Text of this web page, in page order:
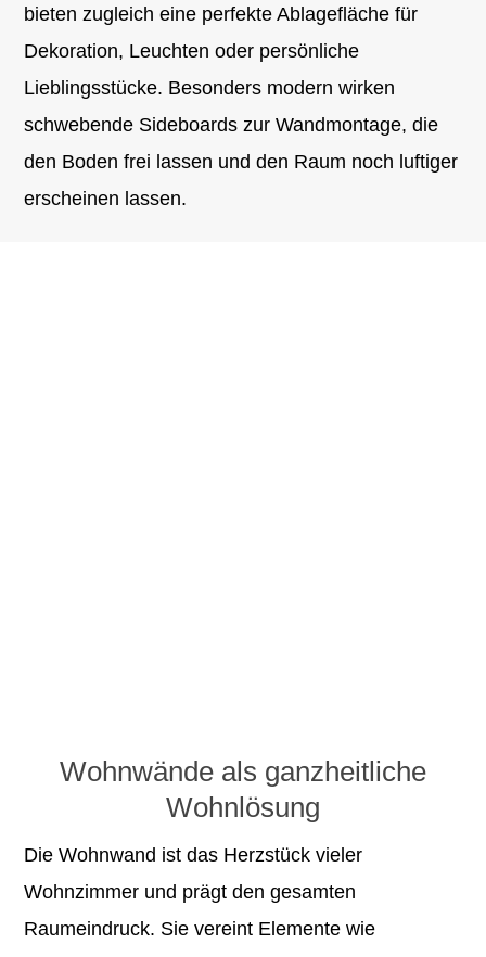
bieten zugleich eine perfekte Ablagefläche für
Dekoration, Leuchten oder persönliche
Lieblingsstücke. Besonders modern wirken
schwebende Sideboards zur Wandmontage, die
den Boden frei lassen und den Raum noch luftiger
erscheinen lassen.
Wohnwände als ganzheitliche
Wohnlösung
Die Wohnwand ist das Herzstück vieler
Wohnzimmer und prägt den gesamten
Raumeindruck. Sie vereint Elemente wie